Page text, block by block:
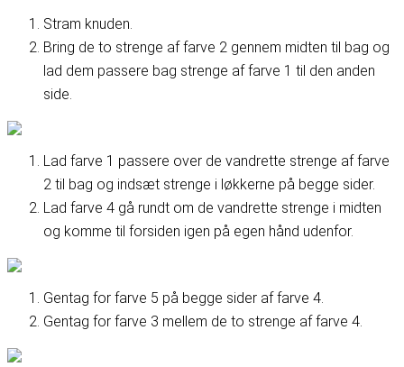
Stram knuden.
Bring de to strenge af farve 2 gennem midten til bag og
lad dem passere bag strenge af farve 1 til den anden
side.
Lad farve 1 passere over de vandrette strenge af farve
2 til bag og indsæt strenge i løkkerne på begge sider.
Lad farve 4 gå rundt om de vandrette strenge i midten
og komme til forsiden igen på egen hånd udenfor.
Gentag for farve 5 på begge sider af farve 4.
Gentag for farve 3 mellem de to strenge af farve 4.